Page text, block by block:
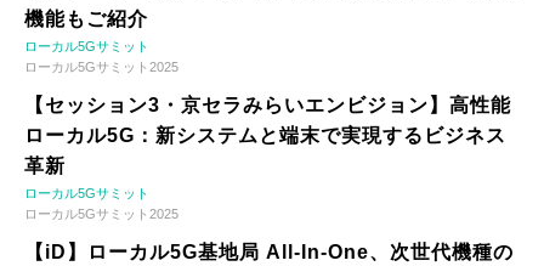
機能もご紹介
ローカル5Gサミット
ローカル5Gサミット2025
【セッション3・京セラみらいエンビジョン】高性能
ローカル5G：新システムと端末で実現するビジネス
革新
ローカル5Gサミット
ローカル5Gサミット2025
【iD】ローカル5G基地局 All-In-One、次世代機種の